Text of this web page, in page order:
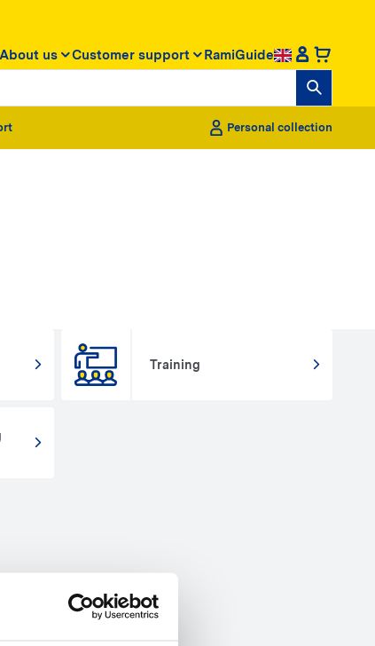
About us Customer support RamiGuide
Personal collection
Training